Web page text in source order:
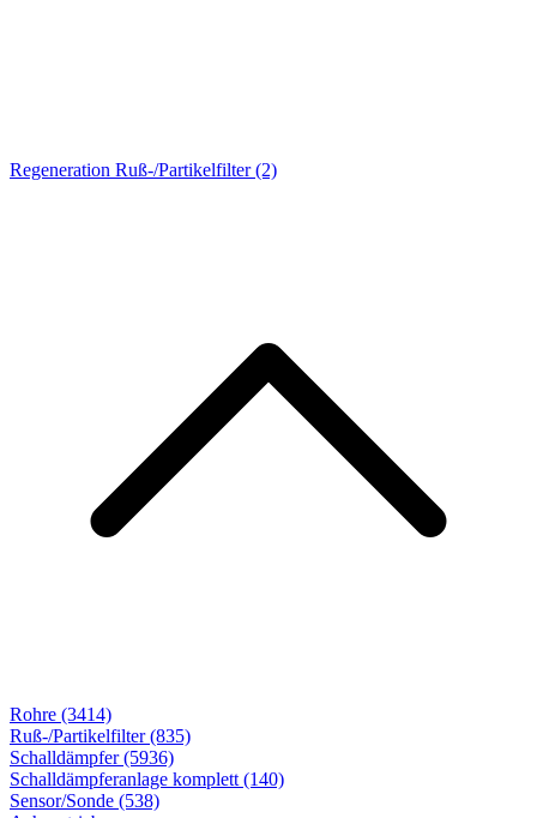
Regeneration Ruß-/Partikelfilter(2)
Rohre (3414)
Ruß-/Partikelfilter (835)
Schalldämpfer (5936)
Schalldämpferanlage komplett (140)
Sensor/Sonde (538)